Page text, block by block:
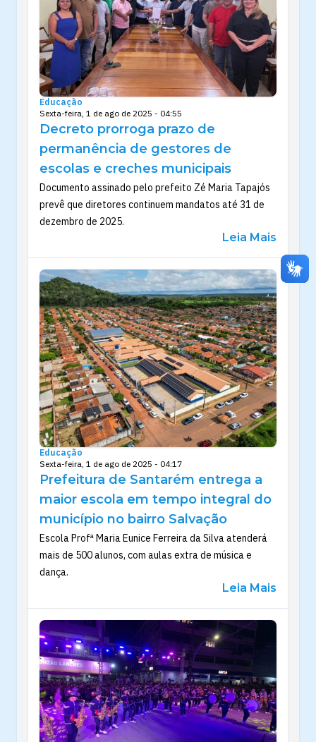
Educação
Sexta-feira, 1 de ago de 2025 - 04:55
Decreto prorroga prazo de
permanência de gestores de
escolas e creches municipais
Documento assinado pelo prefeito Zé Maria Tapajós
prevê que diretores continuem mandatos até 31 de
dezembro de 2025.
Leia Mais
Educação
Sexta-feira, 1 de ago de 2025 - 04:17
Prefeitura de Santarém entrega a
maior escola em tempo integral do
município no bairro Salvação
Escola Profª Maria Eunice Ferreira da Silva atenderá
mais de 500 alunos, com aulas extra de música e
dança.
Leia Mais